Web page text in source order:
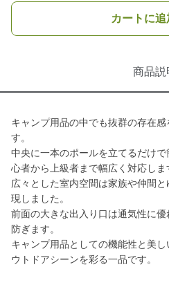
カートに追
商品説
キャンプ用品の中でも抜群の存在
す。
中央に一本のポールを立てるだけ
心者から上級者まで幅広く対応しま
広々とした室内空間は家族や仲間
現しました。
前面の大きな出入り口は通気性に
防ぎます。
キャンプ用品としての機能性と美
ウトドアシーンを彩る一品です。